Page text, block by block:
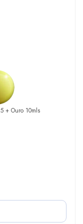
+ Ouro 10mls